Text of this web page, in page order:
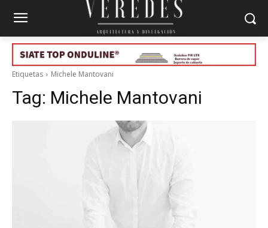
Etiquetas Michele Mantovani
Tag: Michele Mantovani